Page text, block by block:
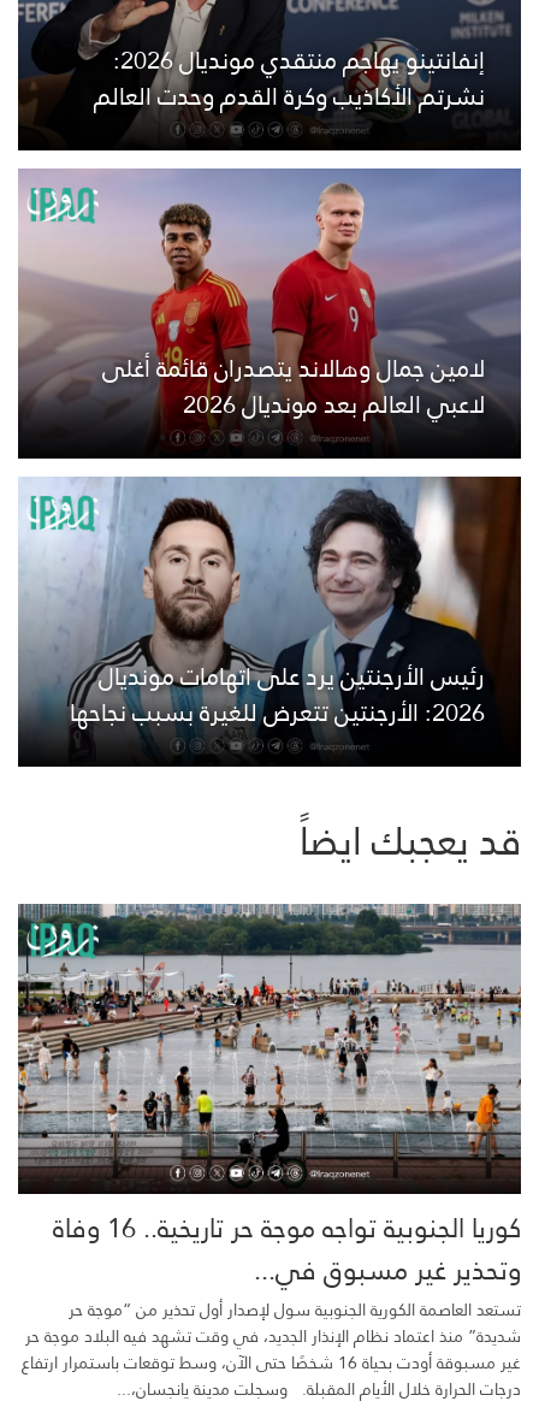
إنفانتينو يهاجم منتقدي مونديال 2026:
نشرتم الأكاذيب وكرة القدم وحدت العالم
لامين جمال وهالاند يتصدران قائمة أغلى
لاعبي العالم بعد مونديال 2026
رئيس الأرجنتين يرد على اتهامات مونديال
2026: الأرجنتين تتعرض للغيرة بسبب نجاحها
قد يعجبك ايضاً
كوريا الجنوبية تواجه موجة حر تاريخية.. 16 وفاة
وتحذير غير مسبوق في...
تستعد العاصمة الكورية الجنوبية سول لإصدار أول تحذير من “موجة حر
شديدة” منذ اعتماد نظام الإنذار الجديد، في وقت تشهد فيه البلاد موجة حر
غير مسبوقة أودت بحياة 16 شخصًا حتى الآن، وسط توقعات باستمرار ارتفاع
درجات الحرارة خلال الأيام المقبلة. وسجلت مدينة يانجسان،...